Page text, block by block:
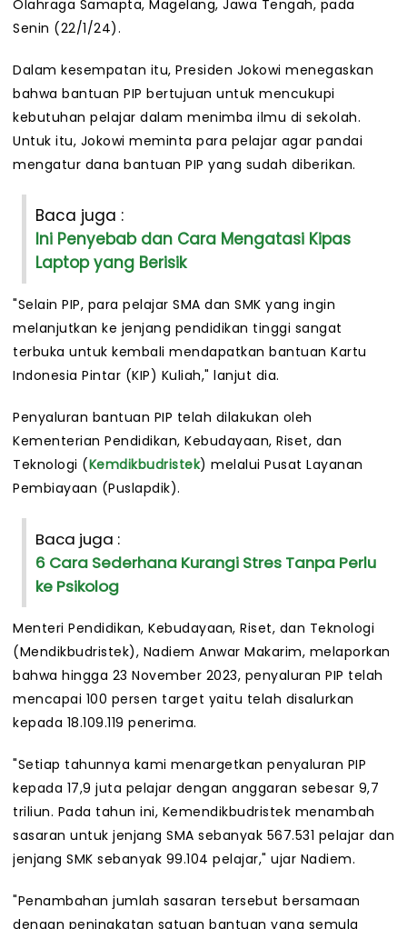
Olahraga Samapta, Magelang, Jawa Tengah, pada
Senin (22/1/24).
Dalam kesempatan itu, Presiden Jokowi menegaskan
bahwa bantuan PIP bertujuan untuk mencukupi
kebutuhan pelajar dalam menimba ilmu di sekolah.
Untuk itu, Jokowi meminta para pelajar agar pandai
mengatur dana bantuan PIP yang sudah diberikan.
Baca juga :
Ini Penyebab dan Cara Mengatasi Kipas
Laptop yang Berisik
"Selain PIP, para pelajar SMA dan SMK yang ingin
melanjutkan ke jenjang pendidikan tinggi sangat
terbuka untuk kembali mendapatkan bantuan Kartu
Indonesia Pintar (KIP) Kuliah," lanjut dia.
Penyaluran bantuan PIP telah dilakukan oleh
Kementerian Pendidikan, Kebudayaan, Riset, dan
Teknologi (Kemdikbudristek) melalui Pusat Layanan
Pembiayaan (Puslapdik).
Baca juga :
6 Cara Sederhana Kurangi Stres Tanpa Perlu
ke Psikolog
Menteri Pendidikan, Kebudayaan, Riset, dan Teknologi
(Mendikbudristek), Nadiem Anwar Makarim, melaporkan
bahwa hingga 23 November 2023, penyaluran PIP telah
mencapai 100 persen target yaitu telah disalurkan
kepada 18.109.119 penerima.
"Setiap tahunnya kami menargetkan penyaluran PIP
kepada 17,9 juta pelajar dengan anggaran sebesar 9,7
triliun. Pada tahun ini, Kemendikbudristek menambah
sasaran untuk jenjang SMA sebanyak 567.531 pelajar dan
jenjang SMK sebanyak 99.104 pelajar," ujar Nadiem.
"Penambahan jumlah sasaran tersebut bersamaan
dengan peningkatan satuan bantuan yang semula